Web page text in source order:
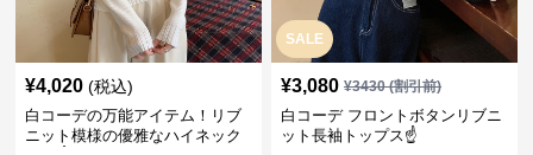
¥4,020 (税込)
白コーデの万能アイテム！リブ
ニット模様の優雅なハイネック
SALE
¥3,080 ¥3430(割引前)
白コーデ フロントボタンリブニ
ット長袖トップス☝️